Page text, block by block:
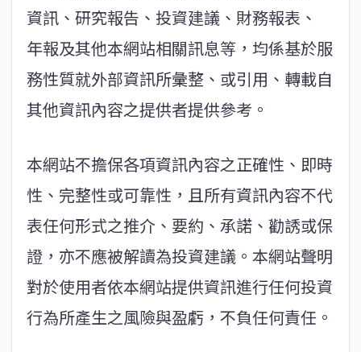
資訊、研究報告、投資建議、財務報表、
年報及其他本網站相關訊息等，均係基於服
務性質就外部資訊所彙整、或引用、轉載自
其他資訊內容之提供者提供參考。
本網站不擔保各項資訊內容之正確性、即時
性、完整性或可靠性，且所有資訊內容不代
表任何形式之推介、要約、承諾、勸誘或保
證，亦不應被解讀為投資建議。本網站聲明
對於使用者依本網站提供資訊進行任何投資
行為所產生之風險與盈虧，不負任何責任。